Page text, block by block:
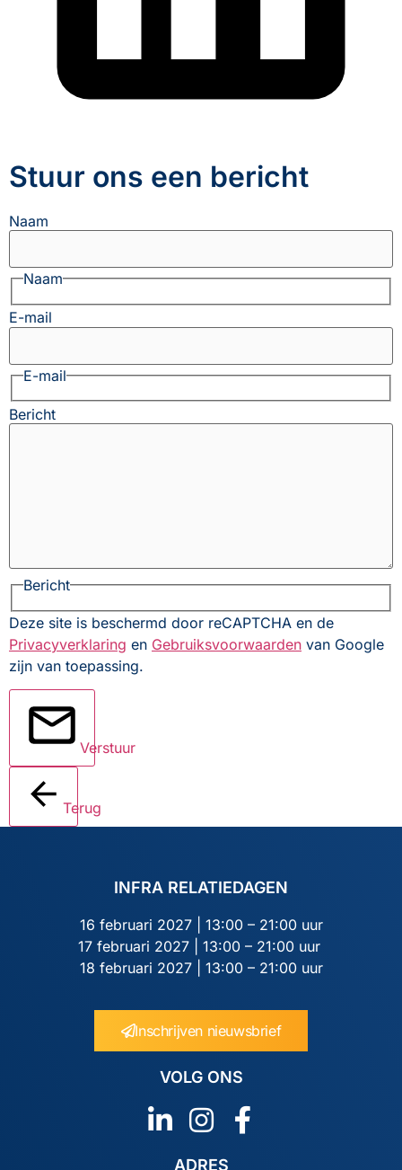
Stuur ons een bericht
Naam
Naam
E-mail
E-mail
Bericht
Bericht
Deze site is beschermd door reCAPTCHA en de
Privacyverklaring en Gebruiksvoorwaarden van Google
zijn van toepassing.
Verstuur
Terug
INFRA RELATIEDAGEN
16 februari 2027 | 13:00 – 21:00 uur
17 februari 2027 | 13:00 – 21:00 uur
18 februari 2027 | 13:00 – 21:00 uur
Inschrijven nieuwsbrief
VOLG ONS
ADRES